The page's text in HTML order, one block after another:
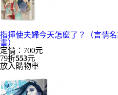
指揮使夫婦今天怎麼了？（言情
書）
定價：700元
79折553元
放入購物車